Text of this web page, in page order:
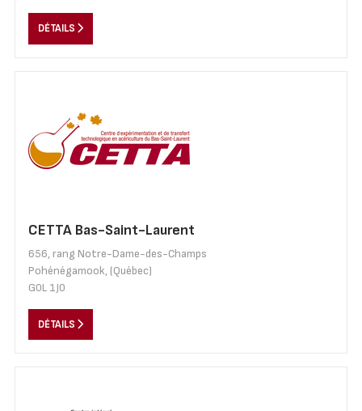
DÉTAILS
CETTA Bas-Saint-Laurent
656, rang Notre-Dame-des-Champs
Pohénégamook, (Québec)
G0L 1J0
DÉTAILS